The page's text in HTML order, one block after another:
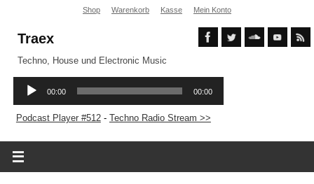
Shop Warenkorb Kasse Mein Konto
Traex
Techno, House und Electronic Music
Podcast Player #512- Techno Radio Stream >>